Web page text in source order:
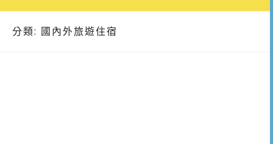
分類: 國內外旅遊住宿